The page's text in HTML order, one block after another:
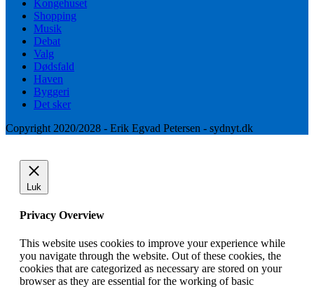
Kongehuset
Shopping
Musik
Debat
Valg
Dødsfald
Haven
Byggeri
Det sker
Copyright 2020/2028 - Erik Egvad Petersen - sydnyt.dk
Luk
Privacy Overview
This website uses cookies to improve your experience while
you navigate through the website. Out of these cookies, the
cookies that are categorized as necessary are stored on your
browser as they are essential for the working of basic